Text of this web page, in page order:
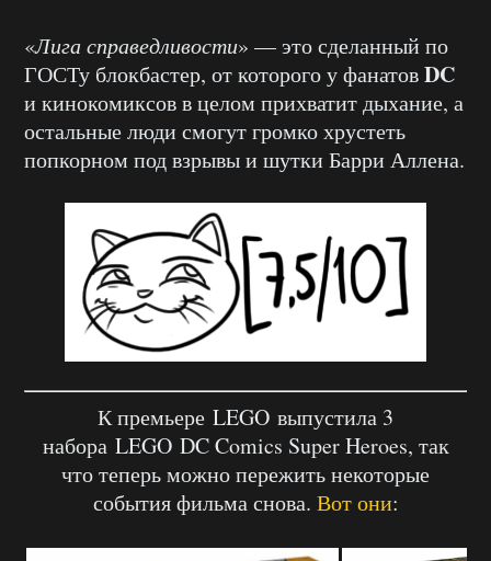
«Лига справедливости» — это сделанный по
ГОСТу блокбастер, от которого у фанатовDC
и кинокомиксов в целом прихватит дыхание, а
остальные люди смогут громко хрустеть
попкорном под взрывы и шутки Барри Аллена.
К премьере LEGO выпустила 3
набора LEGODC Comics Super Heroes, так
что теперь можно пережить некоторые
события фильма снова. Вот они: